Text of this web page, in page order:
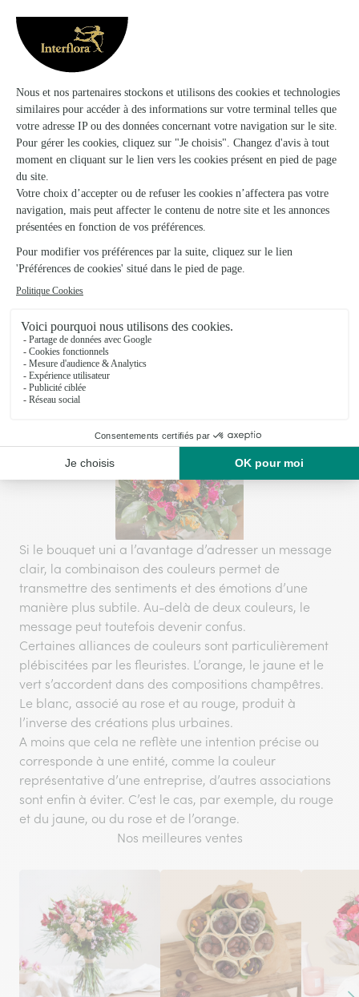
associés au rêve et à la douceur. On leur prête même
des vertus apaisantes. Spirituelles par excellence, ces
deux couleurs traduisent également la solitude et la
mélancolie.
Moins répandues, les fleurs bleues ont assurément la
tête dans les nuages. Le langage des fleurs leur
attribue une signification intime et singulière. C’est une
invitation très poétique au voyage et à la découverte
de nouveaux horizons.
Au vu de leur signification, le mauve, le violet et le bleu
s’offrent rarement en bouquet uni. Ces couleurs
d’une manière originale dans lescompositions florales
quelle que soit l’occasion.
Du bouquet uni aux combinaisons de
couleurs...
Si le bouquet uni a l’avantage d’adresser un message
clair, la combinaison des couleurs permet de
transmettre des sentiments et des émotions d’une
manière plus subtile. Au-delà de deux couleurs, le
message peut toutefois devenir confus.
Certaines alliances de couleurs sont particulièrement
plébiscitées par les fleuristes. L’orange, le jaune et le
vert s’accordent dans des compositions champêtres.
Le blanc, associé au rose et au rouge, produit à
l’inverse des créations plus urbaines.
A moins que cela ne reflète une intention précise ou
corresponde à une entité, comme la couleur
représentative d’une entreprise, d’autres associations
sont enfin à éviter. C’est le cas, par exemple, du rouge
et du jaune, ou du rose et de l’orange.
Nos meilleures ventes